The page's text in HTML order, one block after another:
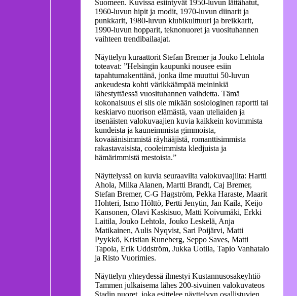
Suomeen. Kuvissa esiintyvät 1950-luvun lättähatut,
1960-luvun hipit ja modit, 1970-luvun diinarit ja
punkkarit, 1980-luvun klubikulttuuri ja breikkarit,
1990-luvun hopparit, teknonuoret ja vuosituhannen
vaihteen trendibailaajat.
Näyttelyn kuraattorit Stefan Bremer ja Jouko Lehtola
toteavat: ”Helsingin kaupunki nousee esiin
tapahtumakenttänä, jonka ilme muuttui 50-luvun
ankeudesta kohti värikkäämpää meininkiä
lähestyttäessä vuosituhannen vaihdetta. Tämä
kokonaisuus ei siis ole mikään sosiologinen raportti tai
keskiarvo nuorison elämästä, vaan uteliaiden ja
itsenäisten valokuvaajien kuvia kaikkein kovimmista
kundeista ja kauneimmista gimmoista,
kovaäänisimmistä räyhääjistä, romanttisimmista
rakastavaisista, cooleimmista kledjuista ja
hämärimmistä mestoista.”
Näyttelyssä on kuvia seuraavilta valokuvaajilta: Hartti
Ahola, Milka Alanen, Martti Brandt, Caj Bremer,
Stefan Bremer, C-G Hagström, Pekka Haraste, Maarit
Hohteri, Ismo Hölttö, Pertti Jenytin, Jan Kaila, Keijo
Kansonen, Olavi Kaskisuo, Matti Koivumäki, Erkki
Laitila, Jouko Lehtola, Jouko Leskelä, Anja
Matikainen, Aulis Nyqvist, Sari Poijärvi, Matti
Pyykkö, Kristian Runeberg, Seppo Saves, Matti
Tapola, Erik Uddström, Jukka Uotila, Tapio Vanhatalo
ja Risto Vuorimies.
Näyttelyn yhteydessä ilmestyi Kustannusosakeyhtiö
Tammen julkaisema lähes 200-sivuinen valokuvateos
Stadin nuoret, joka esittelee näyttelyyn osallistuvien